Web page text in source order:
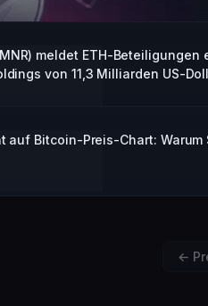
meldet ETH-
von 11,3 Milliarden US-
Bitcoin-Preis-Chart: Warum
←